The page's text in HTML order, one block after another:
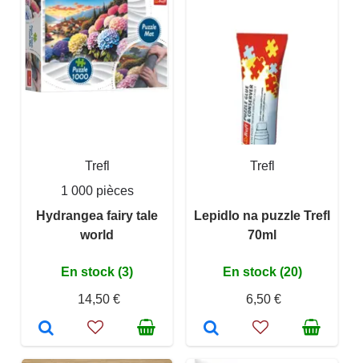
Trefl
1 000 pièces
Hydrangea fairy tale
world
En stock (3)
14,50 €
Trefl
Lepidlo na puzzle Trefl
70ml
En stock (20)
6,50 €